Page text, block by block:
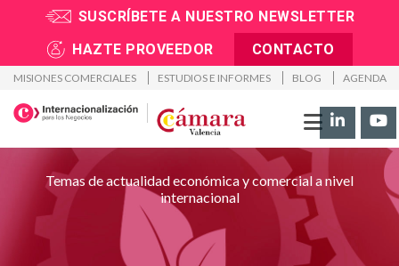
SUSCRÍBETE A NUESTRO NEWSLETTER
HAZTE PROVEEDOR
CONTACTO
MISIONES COMERCIALES ESTUDIOS E INFORMES BLOG AGENDA
>Noticias
Noticias
Temas de actualidad económica y comercial a nivel
internacional